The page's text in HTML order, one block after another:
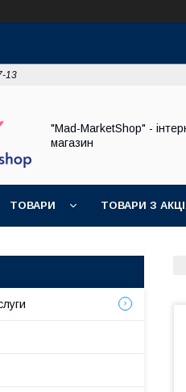
13
"Mad-MarketShop" -
магазин
ТОВАРИ ТОВАРИ З